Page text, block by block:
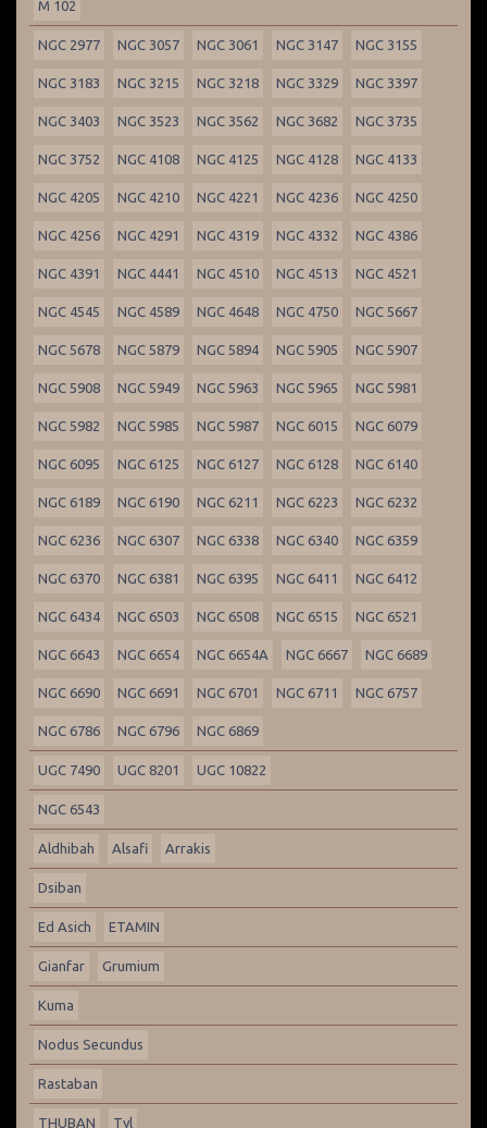
M 102
NGC 2977 NGC 3057 NGC 3061 NGC 3147 NGC 3155
NGC 3183 NGC 3215 NGC 3218 NGC 3329 NGC 3397
NGC 3403 NGC 3523 NGC 3562 NGC 3682 NGC 3735
NGC 3752 NGC 4108 NGC 4125 NGC 4128 NGC 4133
NGC 4205 NGC 4210 NGC 4221 NGC 4236 NGC 4250
NGC 4256 NGC 4291 NGC 4319 NGC 4332 NGC 4386
NGC 4391 NGC 4441 NGC 4510 NGC 4513 NGC 4521
NGC 4545 NGC 4589 NGC 4648 NGC 4750 NGC 5667
NGC 5678 NGC 5879 NGC 5894 NGC 5905 NGC 5907
NGC 5908 NGC 5949 NGC 5963 NGC 5965 NGC 5981
NGC 5982 NGC 5985 NGC 5987 NGC 6015 NGC 6079
NGC 6095 NGC 6125 NGC 6127 NGC 6128 NGC 6140
NGC 6189 NGC 6190 NGC 6211 NGC 6223 NGC 6232
NGC 6236 NGC 6307 NGC 6338 NGC 6340 NGC 6359
NGC 6370 NGC 6381 NGC 6395 NGC 6411 NGC 6412
NGC 6434 NGC 6503 NGC 6508 NGC 6515 NGC 6521
NGC 6643 NGC 6654 NGC 6654A NGC 6667 NGC 6689
NGC 6690 NGC 6691 NGC 6701 NGC 6711 NGC 6757
NGC 6786 NGC 6796 NGC 6869
UGC 7490 UGC 8201 UGC 10822
NGC 6543
Aldhibah Alsafi Arrakis
Dsiban
Ed Asich ETAMIN
Gianfar Grumium
Kuma
Nodus Secundus
Rastaban
THUBAN Tyl